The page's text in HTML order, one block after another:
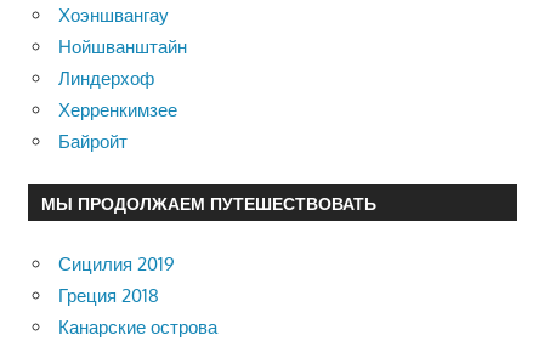
Хоэншвангау
Нойшванштайн
Линдерхоф
Херренкимзее
Байройт
МЫ ПРОДОЛЖАЕМ ПУТЕШЕСТВОВАТЬ
Сицилия 2019
Греция 2018
Канарские острова